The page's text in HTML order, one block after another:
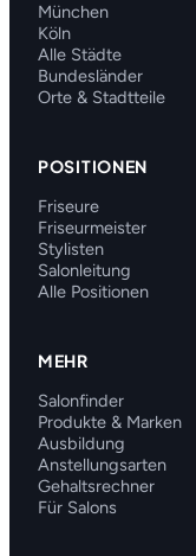
München
Köln
Alle Städte
Bundesländer
Orte & Stadtteile
POSITIONEN
Friseure
Friseurmeister
Stylisten
Salonleitung
Alle Positionen
MEHR
Salonfinder
Produkte & Marken
Ausbildung
Anstellungsarten
Gehaltsrechner
Für Salons